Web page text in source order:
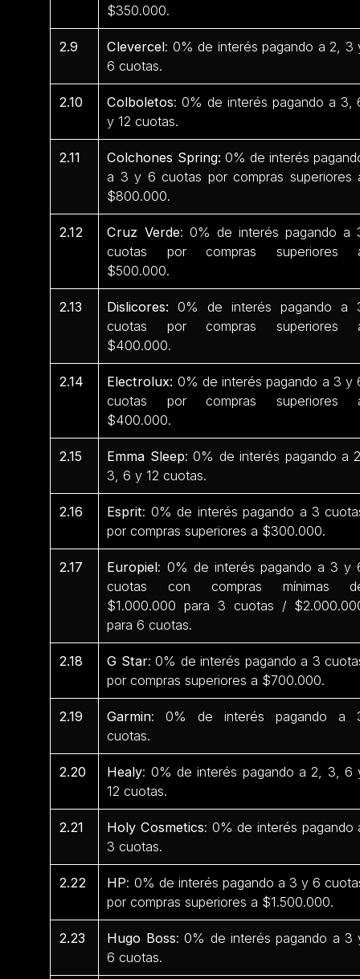
$350.000.
2.9 Clevercel: 0% de interés pagando a 2, 3
6 cuotas.
2.10 Colboletos: 0% de interés pagando a 3,
y 12 cuotas.
2.11 Colchones Spring: 0% de interés
a 3 y 6 cuotas por compras superiores
$800.000.
2.12 Cruz Verde: 0% de interés pagando a
cuotas por compras superiores
$500.000.
2.13 Dislicores: 0% de interés pagando a
cuotas por compras superiores
$400.000.
2.14 Electrolux: 0% de interés pagando a 3 y
cuotas por compras superiores
$400.000.
2.15 Emma Sleep: 0% de interés pagando a
3, 6 y 12 cuotas.
2.16 Esprit: 0% de interés pagando a 3
por compras superiores a $300.000.
2.17 Europiel: 0% de interés pagando a 3 y
cuotas con compras mínimas
$1.000.000 para 3 cuotas /
para 6 cuotas.
2.18 G Star: 0% de interés pagando a 3
por compras superiores a $700.000.
2.19 Garmin: 0% de interés pagando a
cuotas.
2.20 Healy: 0% de interés pagando a 2, 3, 6
12 cuotas.
2.21 Holy Cosmetics: 0% de interés pagando
3 cuotas.
2.22 HP: 0% de interés pagando a 3 y 6
por compras superiores a $1.500.000.
2.23 Hugo Boss: 0% de interés pagando a 3
6 cuotas.